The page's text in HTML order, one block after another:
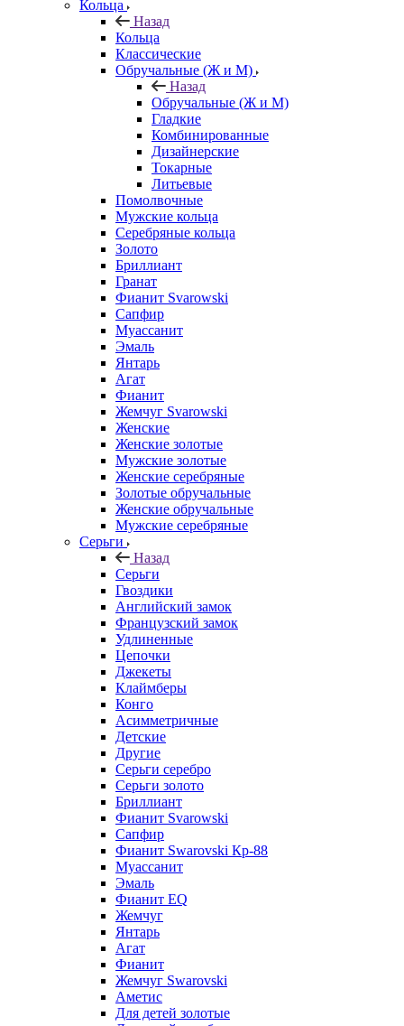
Кольца
Назад
Кольца
Классические
Обручальные (Ж и М)
Назад
Обручальные (Ж и М)
Гладкие
Комбинированные
Дизайнерские
Токарные
Литьевые
Помолвочные
Мужские кольца
Серебряные кольца
Золото
Бриллиант
Гранат
Фианит Svarowski
Сапфир
Муассанит
Эмаль
Янтарь
Агат
Фианит
Жемчуг Svarowski
Женские
Женские золотые
Мужские золотые
Женские серебряные
Золотые обручальные
Женские обручальные
Мужские серебряные
Серьги
Назад
Серьги
Гвоздики
Английский замок
Французский замок
Удлиненные
Цепочки
Джекеты
Клаймберы
Конго
Асимметричные
Детские
Другие
Серьги серебро
Серьги золото
Бриллиант
Фианит Svarowski
Сапфир
Фианит Swarovski Кр-88
Муассанит
Эмаль
Фианит EQ
Жемчуг
Янтарь
Агат
Фианит
Жемчуг Swarovski
Аметис
Для детей золотые